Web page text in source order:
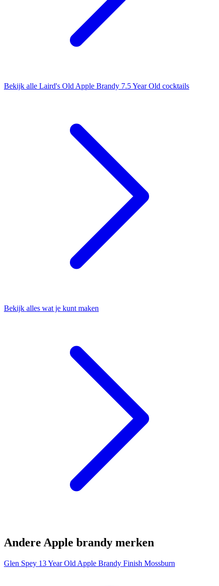
Bekijk alle Laird's Old Apple Brandy 7.5 Year Old cocktails
Bekijk alles wat je kunt maken
Andere Apple brandy merken
Glen Spey 13 Year Old Apple Brandy Finish Mossburn